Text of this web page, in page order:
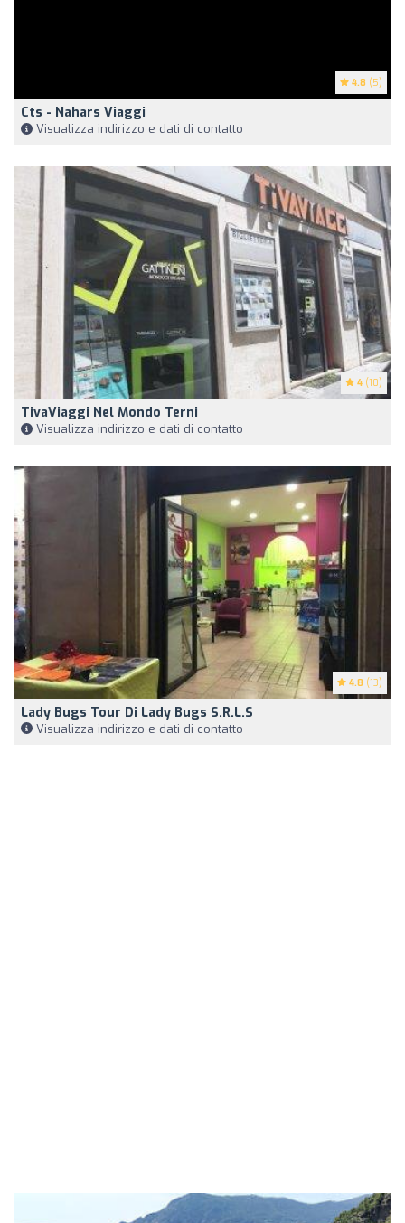
4.8 (5)
Cts - Nahars Viaggi
Visualizza indirizzo e dati di contatto
4 (10)
TivaViaggi Nel Mondo Terni
Visualizza indirizzo e dati di contatto
4.8 (13)
Lady Bugs Tour Di Lady Bugs S.r.l.s
Visualizza indirizzo e dati di contatto